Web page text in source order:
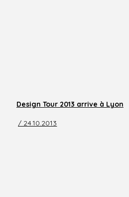
Design Tour 2013 arrive à Lyon
/ 24.10.2013